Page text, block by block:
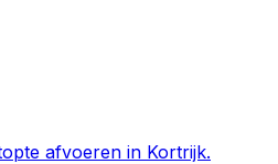
afvoeren in Kortrijk.